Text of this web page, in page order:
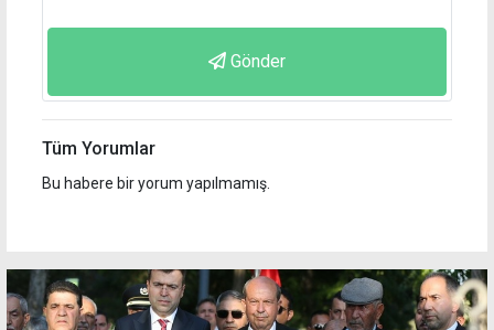
Gönder
Tüm Yorumlar
Bu habere bir yorum yapılmamış.